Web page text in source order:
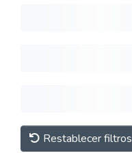
Restablecer filtros